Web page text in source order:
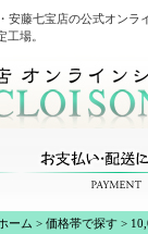
安藤七宝店の公式オン
工場。
ーム > 価格帯で探す >